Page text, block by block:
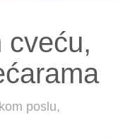
cveću,
poslu,